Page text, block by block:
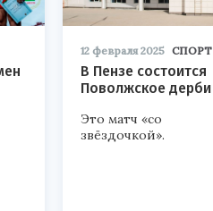
12 февраля 2025 СПОРТ
В Пензе состоится
Поволжское дерби
Это матч «со
звёздочкой».